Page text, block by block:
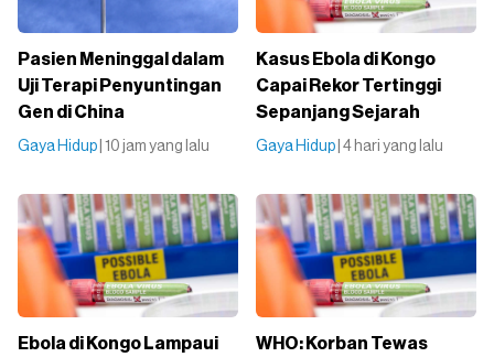
Pasien Meninggal dalam
Uji Terapi Penyuntingan
Gen di China
Gaya Hidup | 10 jam yang lalu
Kasus Ebola di Kongo
Capai Rekor Tertinggi
Sepanjang Sejarah
Gaya Hidup | 4 hari yang lalu
Ebola di Kongo Lampaui
WHO: Korban Tewas